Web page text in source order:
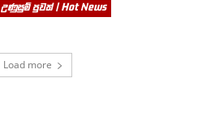
උණුසුම් පුවත් | Hot News
Load more